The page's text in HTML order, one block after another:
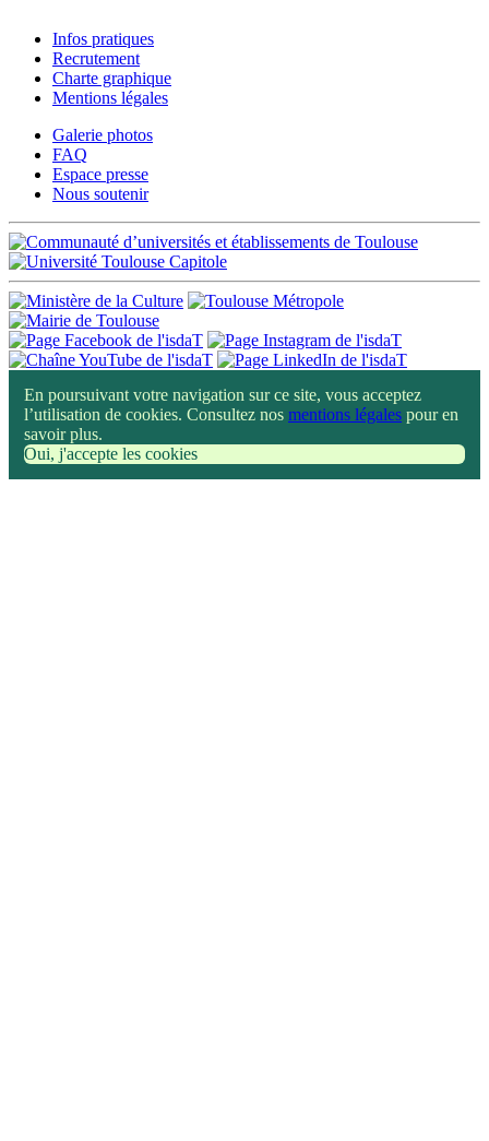
Infos pratiques
Recrutement
Charte graphique
Mentions légales
Galerie photos
FAQ
Espace presse
Nous soutenir
En poursuivant votre navigation sur ce site, vous acceptez
l’utilisation de cookies. Consultez nos mentions légales pour en
savoir plus.
Oui, j'accepte les cookies